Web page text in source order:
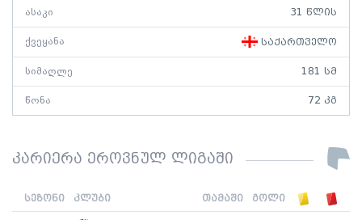
ასაკი 31 წლის
ქვეყანა საქართველო
სიმაღლე 181 სმ
წონა 72 კგ
კარიერა ეროვნულ ლიგაში
სეზონი კლუბი თამაში გოლი